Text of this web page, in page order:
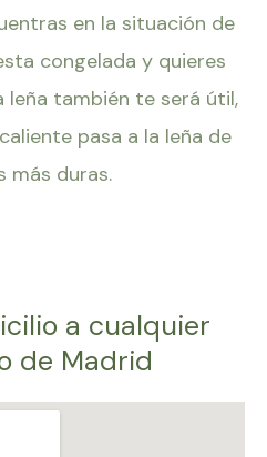
en la situación de
congelada y quieres
también te será útil,
pasa a la leña de
más duras.
a cualquier
de Madrid